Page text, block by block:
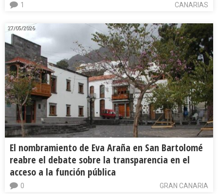
CANARIAS
1
27/05/2026
El nombramiento de Eva Araña en San Bartolomé
reabre el debate sobre la transparencia en el
acceso a la función pública
GRAN CANARIA
0